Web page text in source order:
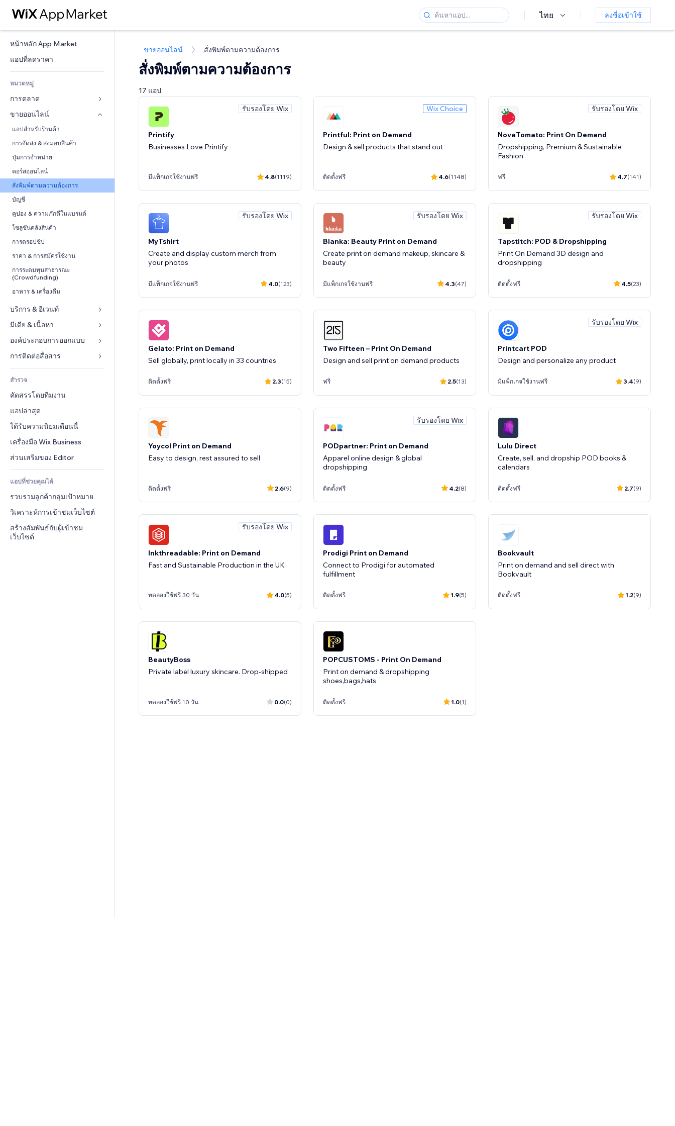
ไทย ลงชื่อเข้าใช้
หน้าหลัก App Market
แอปที่ลดราคา
หมวดหมู่
การตลาด
โฆษณา
โทรศัพท์มือถือ
บทวิเคราะห์
โซเชียล
SEO
มีส่วนร่วม
ทำอันดับเว็บไซต์
อีเมล
Conversion
ขายออนไลน์
แอปสำหรับร้านค้า
การจัดส่ง & ส่งมอบสินค้า
ปุ่มการจำหน่าย
คอร์สออนไลน์
สั่งพิมพ์ตามความต้องการ
บัญชี
คูปอง & ความภักดีในแบรนด์
โซลูชันคลังสินค้า
การดรอปชิป
ราคา & การสมัครใช้งาน
การระดมทุนสาธารณะ
(Crowdfunding)
อาหาร & เครื่องดื่ม
บริการ & อีเวนท์
โรงแรม
อีเวนท์
ร้านอาหาร
อสังหาริมทรัพย์
การจอง
มีเดีย & เนื้อหา
แกลเลอรี
เพลง
พอดแคสต์
การถ่ายภาพ
วิดีโอ
PDF
การแชร์ไฟล์
ข่าว
องค์ประกอบการออกแบบ
แผนที่  & การนำทาง
ส่วนบุคคล & ความปลอดภัย
นาฬิกา
เทมเพลตเพจ
เอฟเฟกต์รูปภาพ
ปุ่ม & เมนู
แบนเนอร์ & สัญลักษณ์
เครื่องคำนวน
ค้นหา
อากาศ
แผนภูมิ & ตาราง
แบบฟอร์ม
แบบสำรวจ
แชต
หมายเหตุ
โทรศัพท์
ชุมชน
รีวิว & การรับรอง
CRM
สำรวจ
คัดสรรโดยทีมงาน
แอปล่าสุด
ได้รับความนิยมเดือนนี้
เครื่องมือ Wix Business
ส่วนเสริมของ Editor
แอปที่ช่วยคุณได้
รวบรวมลูกค้ากลุ่มเป้าหมาย
วิเคราะห์การเข้าชมเว็บไซต์
สร้างสัมพันธ์กับผู้เข้าชม
เว็บไซต์
ขายออนไลน์ สั่งพิมพ์ตามความต้องการ
สั่งพิมพ์ตามความต้องการ
17 แอป
รับรองโดย Wix
Printify
Businesses Love Printify
มีแพ็กเกจใช้งานฟรี 4.8(1119)
Wix Choice
Printful: Print on Demand
Design & sell products that stand out
ติดตั้งฟรี 4.6(1148)
รับรองโดย Wix
NovaTomato: Print On Demand
Dropshipping, Premium & Sustainable
Fashion
ฟรี 4.7(141)
รับรองโดย Wix
MyTshirt
Create and display custom merch from
your photos
มีแพ็กเกจใช้งานฟรี 4.0(123)
รับรองโดย Wix
Blanka: Beauty Print on Demand
Create print on demand makeup, skincare &
beauty
มีแพ็กเกจใช้งานฟรี 4.3(47)
รับรองโดย Wix
Tapstitch: POD & Dropshipping
Print On Demand 3D design and
dropshipping
ติดตั้งฟรี 4.5(23)
Gelato: Print on Demand
Sell globally, print locally in 33 countries
ติดตั้งฟรี 2.3(15)
Two Fifteen – Print On Demand
Design and sell print on demand products
ฟรี 2.5(13)
รับรองโดย Wix
Printcart POD
Design and personalize any product
มีแพ็กเกจใช้งานฟรี 3.4(9)
Yoycol Print on Demand
ติดตั้งฟรี 2.6(9)
รับรองโดย Wix
PODpartner: Print on Demand
Apparel online design & global
dropshipping
ติดตั้งฟรี 4.2(8)
Lulu Direct
Create, sell, and dropship POD books &
calendars
ติดตั้งฟรี 2.7(9)
รับรองโดย Wix
Inkthreadable: Print on Demand
Fast and Sustainable Production in the UK
ทดลองใช้ฟรี 30 วัน 4.0(5)
Prodigi Print on Demand
Connect to Prodigi for automated
fulfillment
ติดตั้งฟรี 1.9(5)
Bookvault
Print on demand and sell direct with
Bookvault
ติดตั้งฟรี 1.2(9)
BeautyBoss
Private label luxury skincare. Drop-shipped
ทดลองใช้ฟรี 10 วัน 0.0(0)
POPCUSTOMS - Print On Demand
Print on demand & dropshipping
shoes,bags,hats
ติดตั้งฟรี 1.0(1)